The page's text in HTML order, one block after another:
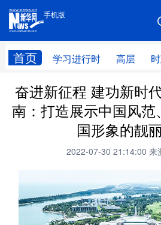
手机版
首页 学习进行时 高层
手机版
网站地图
学习进行时 高层
国际 财经
思客智库 全
书画
访谈 视频
奋进新征程 建功新时
南：打造展示中国风范
国形象的靓
2022-07-30 21:14:00 来